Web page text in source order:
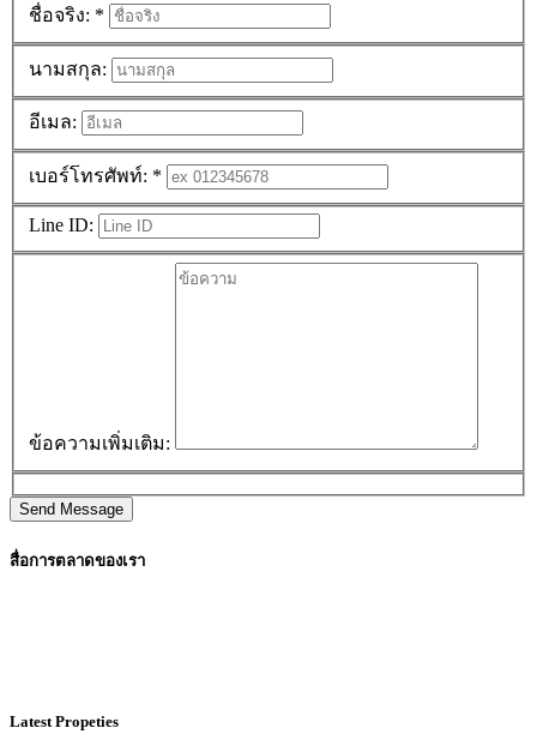
ชื่อจริง: *
นามสกุล:
อีเมล:
เบอร์โทรศัพท์: *
Line ID:
ข้อความเพิ่มเติม:
Send Message
สื่อการตลาดของเรา
Latest Propeties